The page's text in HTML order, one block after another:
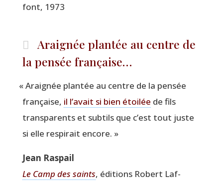
font, 1973
Araignée plantée au centre de
la pensée française…
«Arai­gnée plan­tée au centre de la pen­sée
fran­çaise, il l’avait si bien étoi­lée de fils
trans­pa­rents et sub­tils que c’est tout juste
si elle res­pi­rait encore. »
Jean Ras­pail
Le Camp des saints, édi­tions Robert Laf­